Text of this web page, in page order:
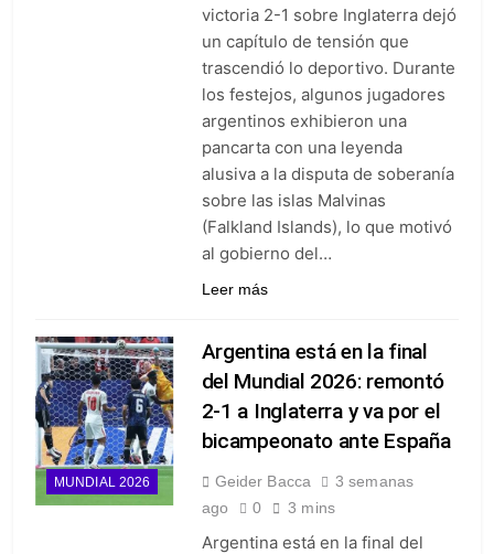
victoria 2-1 sobre Inglaterra dejó
un capítulo de tensión que
trascendió lo deportivo. Durante
los festejos, algunos jugadores
argentinos exhibieron una
pancarta con una leyenda
alusiva a la disputa de soberanía
sobre las islas Malvinas
(Falkland Islands), lo que motivó
al gobierno del…
Leer más
MUNDIAL 2026
Argentina está en la final
del Mundial 2026: remontó
2-1 a Inglaterra y va por el
bicampeonato ante España
Geider Bacca
3 semanas
ago
0 3 mins
Argentina está en la final del